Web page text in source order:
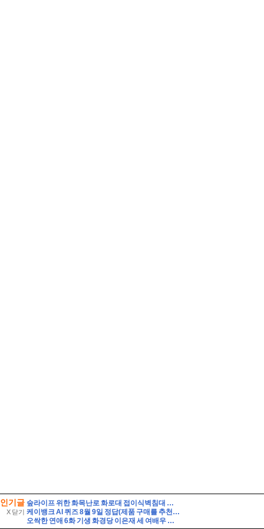
인기글
X 닫기
숲라이프 위한 화목난로 화로대 접이식벽침대 캠핑감성 5평 소형 목조주택 짓기
케이뱅크 AI 퀴즈 8월 9일 정답(제품 구매를 추천하는 대신, 제품의 단점까지 솔직하게 리뷰하여 과소비를 경계하는 인플루언서 유형은?)
오싹한 연애 6화 기생 화경당 이은재 세 여배우 닮은 꼴로 유명하다고?